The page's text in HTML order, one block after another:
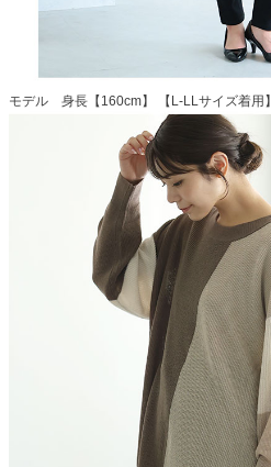
モデル 身長【160cm】 【L-LLサイズ着用】